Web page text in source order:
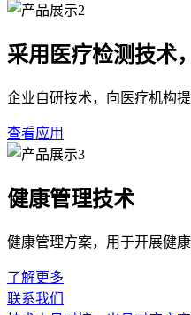
采用医疗检测技术
企业自研技术，向医疗机构
查看应用
健康管理技术
健康管理方案，用于开展健
了解更多
联系我们